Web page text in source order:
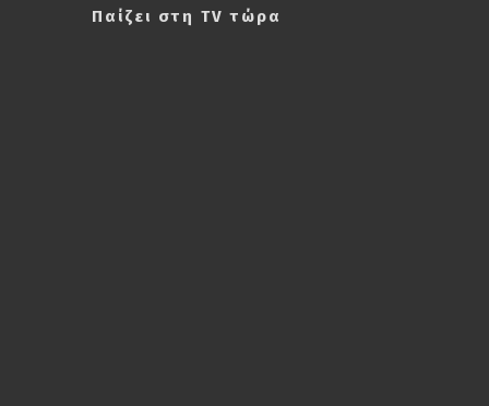
Παίζει στη TV τώρα